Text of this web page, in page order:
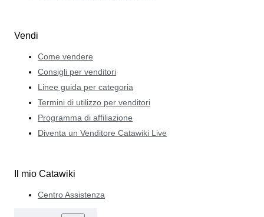
Vendi
Come vendere
Consigli per venditori
Linee guida per categoria
Termini di utilizzo per venditori
Programma di affiliazione
Diventa un Venditore Catawiki Live
Il mio Catawiki
Centro Assistenza